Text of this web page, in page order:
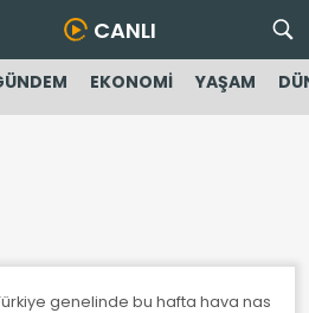
CANLI
EKONOMİ YAŞAM
genelinde bu hafta hava nasıl